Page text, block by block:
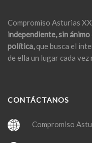
Compromiso Asturias
independiente, sin
política,que busca el
de ella un lugar cada
CONTÁCTANOS
Compromiso